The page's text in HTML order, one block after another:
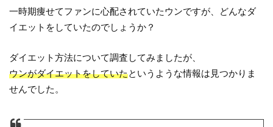
一時期痩せてファンに心配されていたウンですが、どんなダ
イエットをしていたのでしょうか？
ダイエット方法について調査してみましたが、
ウンがダイエットをしていたというような情報は見つかりま
せんでした。